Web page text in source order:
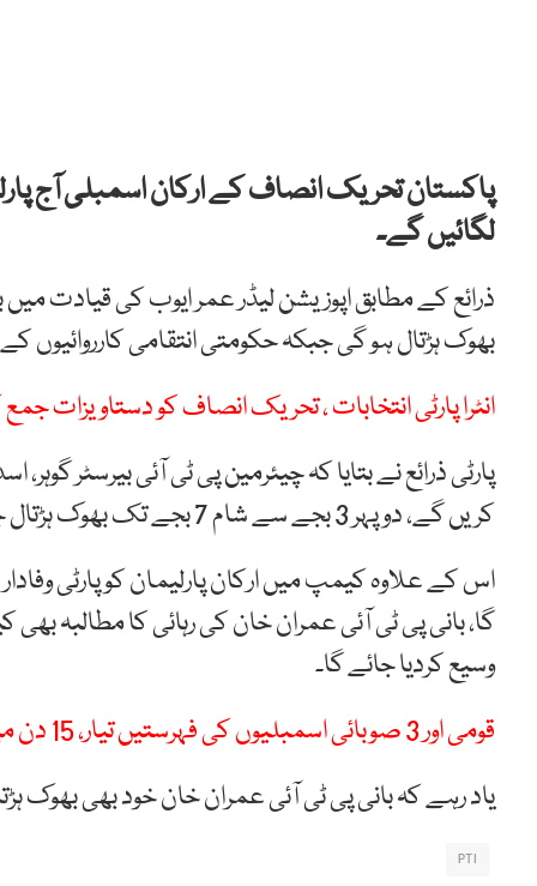
پاکستان تحریک انصاف کے ارکان اسمبلی آج
لگائیں گے۔
ذرائع کے مطابق اپوزیشن لیڈر عمر ایوب کی قیادت
بھوک ہڑتال ہو گی جبکہ حکومتی انتقامی کارروائیوں
انٹرا پارٹی انتخابات ، تحریک انصاف کو دستاویزات
پارٹی ذرائع نے بتایا کہ چیئرمین پی ٹی آئی بیرسٹر
کریں گے، دوپہر 3 بجے سے شام 7 بجے تک بھوک ہڑتال جاری رہے گی۔
اس کے علاوہ کیمپ میں ارکان پارلیمان کو پارٹی
گا، بانی پی ٹی آئی عمران خان کی رہائی کا مطالبہ بھی
وسیع کردیا جائے گا۔
قومی اور 3 صوبائی اسمبلیوں کی فہرستیں تیار، 15 دن میں جمع کرا دیں گے، بیرسٹر گوہر
یاد رہے کہ بانی پی ٹی آئی عمران خان خود بھی بھوک
PTI